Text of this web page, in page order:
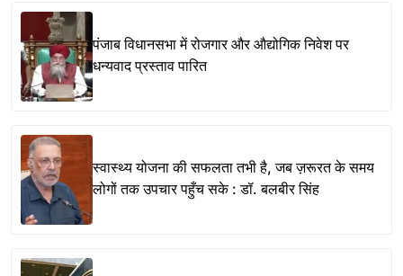
पंजाब विधानसभा में रोजगार और औद्योगिक निवेश पर
धन्यवाद प्रस्ताव पारित
स्वास्थ्य योजना की सफलता तभी है, जब ज़रूरत के समय
लोगों तक उपचार पहुँच सके : डॉ. बलबीर सिंह